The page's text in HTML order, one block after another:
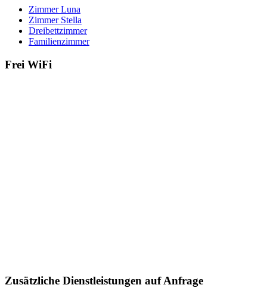
Zimmer Luna
Zimmer Stella
Dreibettzimmer
Familienzimmer
Frei WiFi
Zusätzliche Dienstleistungen auf Anfrage